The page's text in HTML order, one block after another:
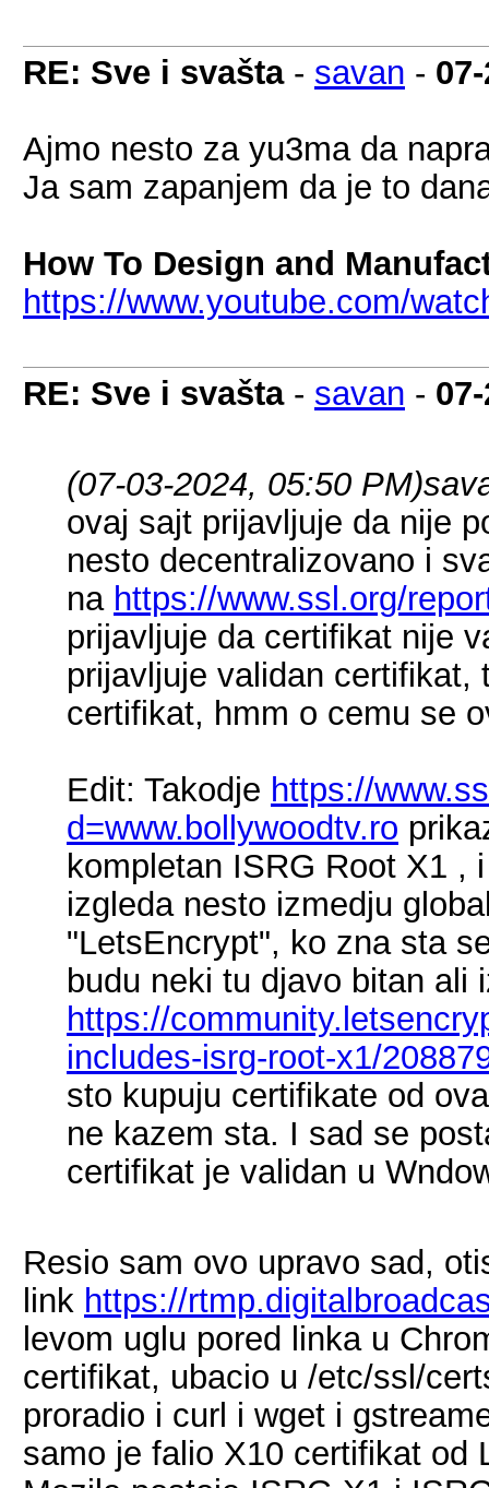
RE: Sve i svašta- savan -
Ajmo nesto za yu3ma da
Ja sam zapanjem da je to
How To Design and
https://www.youtube.com/
RE: Sve i svašta- savan -
(07-03-2024, 05:50 PM)
ovaj sajt prijavljuje da nije
nesto decentralizovano i
na https://www.ssl.org/
prijavljuje da certifikat nije
prijavljuje validan certifikat,
certifikat, hmm o cemu se
Edit: Takodje https://
d=www.bollywoodtv.ro
kompletan ISRG Root X1 ,
izgleda nesto izmedju
"LetsEncrypt", ko zna sta
budu neki tu djavo bitan ali
https://
includes-isrg-root-x1/
sto kupuju certifikate od
ne kazem sta. I sad se
certifikat je validan u
Resio sam ovo upravo sad,
link https://
levom uglu pored linka u
certifikat, ubacio u /etc/ssl/
proradio i curl i wget i
samo je falio X10 certifikat od